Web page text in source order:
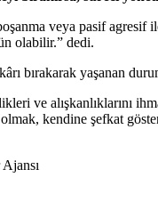
veya pasif agresif
olabilir.” dedi.
bırakarak yaşanan
ve alışkanlıklarını
kendine şefkat